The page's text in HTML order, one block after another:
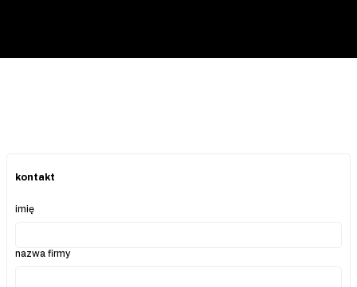
kontakt
imię
nazwa firmy